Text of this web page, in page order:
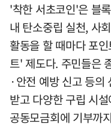
'착한 서초코인'은 블
내 탄소중립 실천, 사
활동을 할 때마다 포
트' 제도다. 주민들은
·안전 예방 신고 등의
받고 다양한 구립 시
공동모금회에 기부까